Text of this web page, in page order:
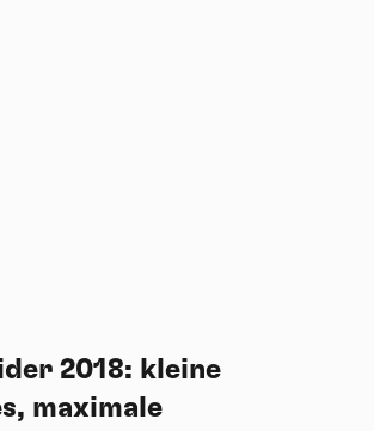
2018: kleine
maximale